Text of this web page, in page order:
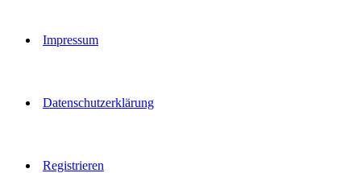
Impressum
Datenschutzerklärung
Registrieren